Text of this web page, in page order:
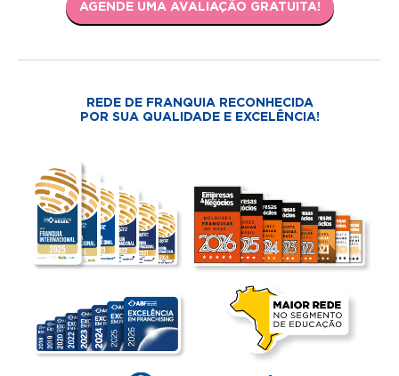
AGENDE UMA AVALIAÇÃO GRATUITA!
REDE DE FRANQUIA RECONHECIDA
POR SUA QUALIDADE E EXCELÊNCIA!